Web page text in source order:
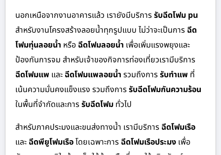
นอกเหนือจากงานอาคารแล้ว เรายังมีบริการรับฉีดโฟม pu
สำหรับงานโครงสร้างลอยน้ำทุกรูปแบบ ไม่ว่าจะเป็นการ ฉีด
โฟมทุ่นลอยน้ำ หรือ ฉีดโฟมลอยน้ำ เพื่อเพิ่มแรงพยุงและ
ป้องกันการจม สำหรับเจ้าของกิจการท่องเที่ยวเรามีบริการ
ฉีดโฟมแพ และ ฉีดโฟมแพลอยน้ำ รวมถึงการรับทำแพ ที่
เน้นความมั่นคงแข็งแรง รวมถึงการรับฉีดโฟมกันความร้อน
ในพื้นที่จำกัดและการรับฉีดโฟม ทั่วไป
สำหรับภาคประมงและขนส่งทางน้ำ เรามีบริการ ฉีดโฟมเรือ
และ ฉีดพียูโฟมเรือโดยเฉพาะการ ฉีดโฟมเรือประมง เพื่อ